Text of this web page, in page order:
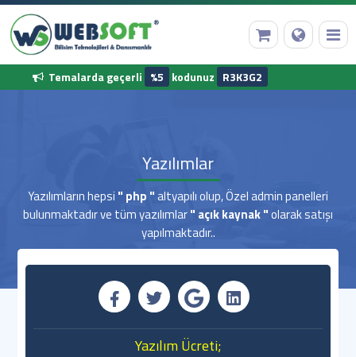
Temalarda geçerli %5 kodunuz R3K3G2
Yazılımlar
Yazılımların hepsi " php "altyapılı olup, Özel admin panelleri
bulunmaktadır ve tüm yazılımlar" açık kaynak "olarak satışı
yapılmaktadır..
Yazılım Ücreti;
Web Hosting
Hazır Yazılımlar
Diğer Hizmetler
Kurumsal Bilgilerimiz